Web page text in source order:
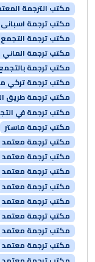
مكتب الترجمة
مكتب ترجمة
مكتب ترجمة
مكتب ترجمة الماني
مكتب ترجمة
مكتب ترجمة تركي
مكتب ترجمة طريق
مكتب ترجمة في
مكتب ترجمة ماستر
مكتب ترجمة معتمد
مكتب ترجمة
مكتب ترجمة معتمد
مكتب ترجمة معتمد
مكتب ترجمة معتمد
مكتب ترجمة معتمد
مكتب ترجمة معتمد
مكتب ترجمة معتمد